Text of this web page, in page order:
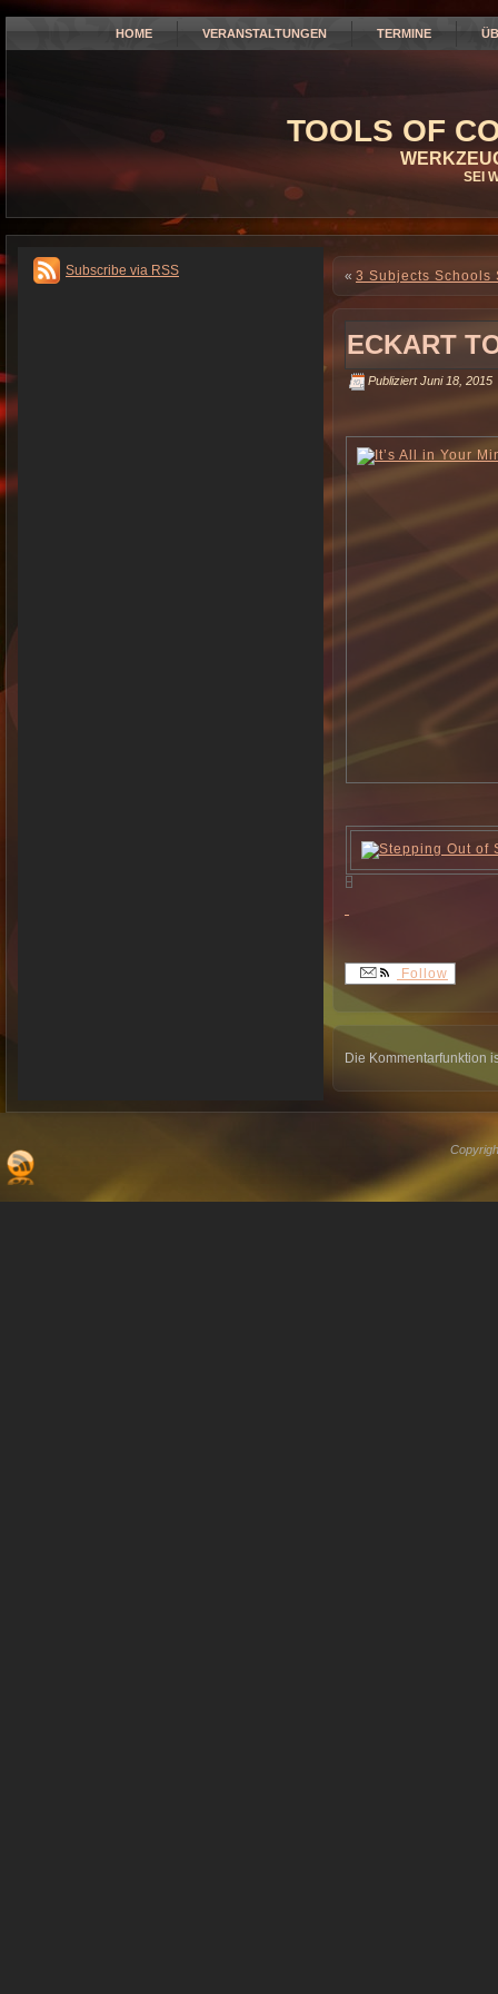
HOME VERANSTALTUNGEN TERMINE
TOOLS OF
SEI
Subscribe via RSS « 3 Subjects Schools
ECKART
Publiziert Juni 18, 2015
Follow
Die Kommentarfunktion